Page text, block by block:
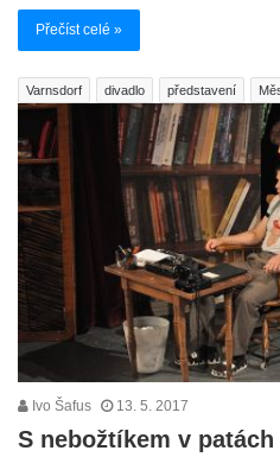
Přečíst celé »
Varnsdorf divadlo představení
Ivo Šafus 13. 5. 2017
S nebožtíkem v patách